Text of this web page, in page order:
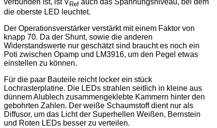
verbunden ist, ist VRef auch das Spannungsniveau, bei dem
die oberste LED leuchtet.
Der Operationsverstärker verstärkt mit einem Faktor von
knapp 70. Da der Shunt, sowie die anderen
Widerstandswerte nur geschätzt sind braucht es noch ein
Poti zwischen Opamp und LM3916, um den Pegel etwas
einstellen zu können.
Für die paar Bauteile reicht locker ein stück
Lochrasterplatine. Die LEDs strahlen seitlich in kleine aus
dünnem Alublech zusammengeklebte Kammern hinter den
gebohrten Zahlen. Der weiße Schaumstoff dient nur als
Diffusor, um das Licht der Superhellen Weißen, Bernstein
und Roten LEDs besser zu verteilen.